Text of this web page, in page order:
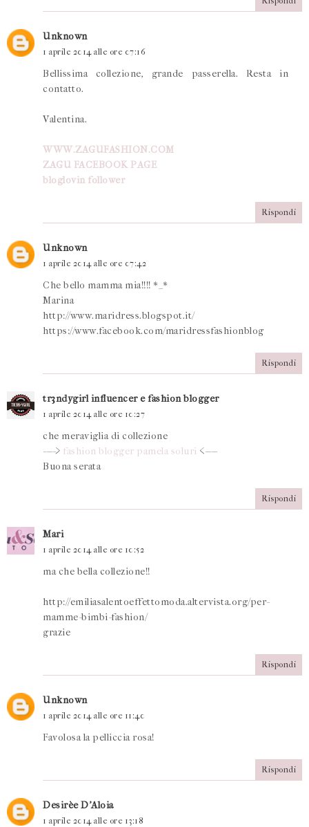
Unknown
1 aprile 2014 alle ore 07:16
Bellissima collezione, grande passerella. Resta in
contatto.
Valentina.
WWW.ZAGUFASHION.COM
ZAGU FACEBOOK PAGE
bloglovin follower
Rispondi
Unknown
1 aprile 2014 alle ore 07:42
Che bello mamma mia!!!! *_*
Marina
http://www.maridress.blogspot.it/
https://www.facebook.com/maridressfashionblog
Rispondi
tr3ndygirl influencer e fashion blogger
1 aprile 2014 alle ore 10:27
che meraviglia di collezione
----> fashion blogger pamela soluri <----
Buona serata
Rispondi
Mari
1 aprile 2014 alle ore 10:52
ma che bella collezione!!
http://emiliasalentoeffettomoda.altervista.org/per-
mamme-bimbi-fashion/
grazie
Rispondi
Unknown
1 aprile 2014 alle ore 11:40
Favolosa la pelliccia rosa!
Rispondi
Desirèe D'Aloia
1 aprile 2014 alle ore 13:18